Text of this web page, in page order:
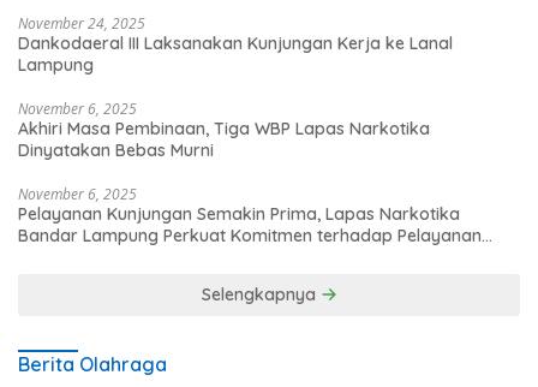
November 24, 2025
Dankodaeral III Laksanakan Kunjungan Kerja ke Lanal
Lampung
November 6, 2025
Akhiri Masa Pembinaan, Tiga WBP Lapas Narkotika
Dinyatakan Bebas Murni
November 6, 2025
Pelayanan Kunjungan Semakin Prima, Lapas Narkotika
Bandar Lampung Perkuat Komitmen terhadap Pelayanan
Selengkapnya
Berita Olahraga